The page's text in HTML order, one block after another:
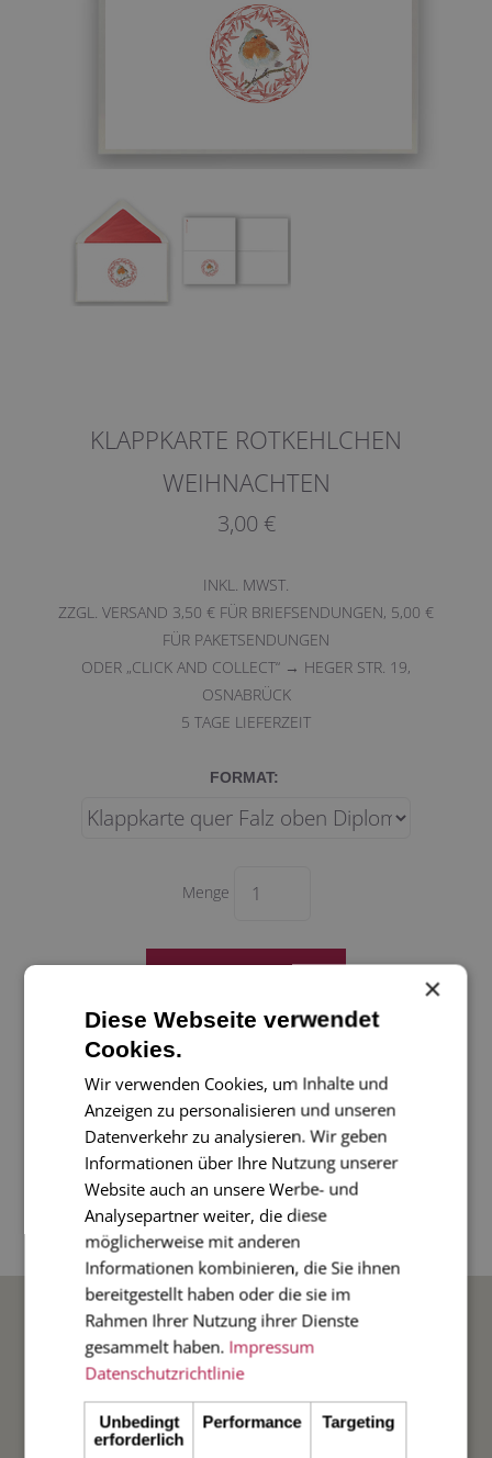
KLAPPKARTE ROTKEHLCHEN
WEIHNACHTEN
3,00 €
INKL. MWST.
ZZGL. VERSAND 3,50 € FÜR BRIEFSENDUNGEN, 5,00 €
FÜR PAKETSENDUNGEN
ODER „CLICK AND COLLECT“ → HEGER STR. 19,
OSNABRÜCK
5 TAGE LIEFERZEIT
FORMAT:
Menge
Mit dieser ganz schlichten Weihnachtskarte senden
Sie liebevolle Weihnachtsgrüße an Familie und
Freunde.
4-seitige Klappkarte im Diplomatenformat, 17 x
11 cm, klappt nach oben auf, mit gefüttertem
Umschlag, Innenfarbe rot
BELIEBTE ANLÄSSE
Hochzeit
Weihnachten
×
Diese Webseite verwendet
Cookies.
Wir verwenden Cookies, um Inhalte und
Anzeigen zu personalisieren und unseren
Datenverkehr zu analysieren. Wir geben
Informationen über Ihre Nutzung unserer
Website auch an unsere Werbe- und
Analysepartner weiter, die diese
möglicherweise mit anderen
Informationen kombinieren, die Sie ihnen
bereitgestellt haben oder die sie im
Rahmen Ihrer Nutzung ihrer Dienste
gesammelt haben. Impressum
Datenschutzrichtlinie
Unbedingt
erforderlich
Performance Targeting